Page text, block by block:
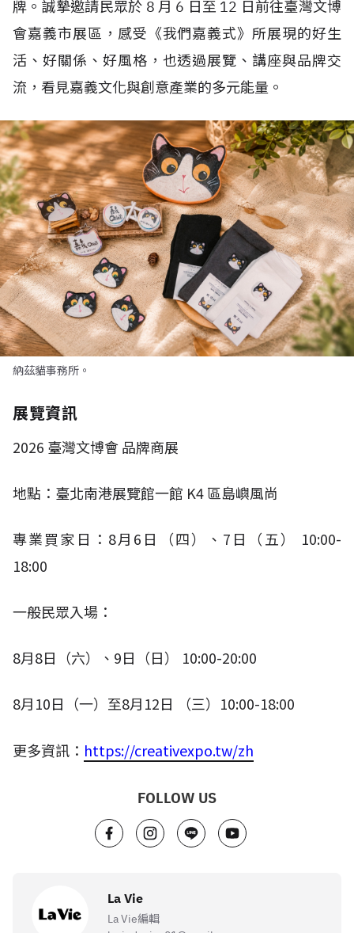
牌。誠摯邀請民眾於 8 月 6 日至 12 日前往臺灣文博
會嘉義市展區，感受《我們嘉義式》所展現的好生
活、好關係、好風格，也透過展覽、講座與品牌交
流，看見嘉義文化與創意產業的多元能量。
納茲貓事務所。
展覽資訊
2026 臺灣文博會 品牌商展
地點：臺北南港展覽館一館 K4區島嶼風尚
專業買家日： 8月 6 日（四）、 7 日（五）
10:00-
18:00​
一般民眾入場：
8月8日（六）、 9日（日） 10:00-20:00
8月10日（一）至8月12日 （三） 10:00-18:00
更多資訊： https://creativexpo.tw/zh
FOLLOW US
La Vie
La Vie編輯